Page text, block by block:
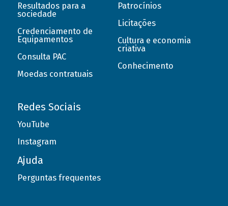
Resultados para a
sociedade
Credenciamento de
Equipamentos
Consulta PAC
Moedas contratuais
Patrocínios
Licitações
Cultura e economia
criativa
Conhecimento
Redes Sociais
YouTube
Instagram
Ajuda
Perguntas frequentes